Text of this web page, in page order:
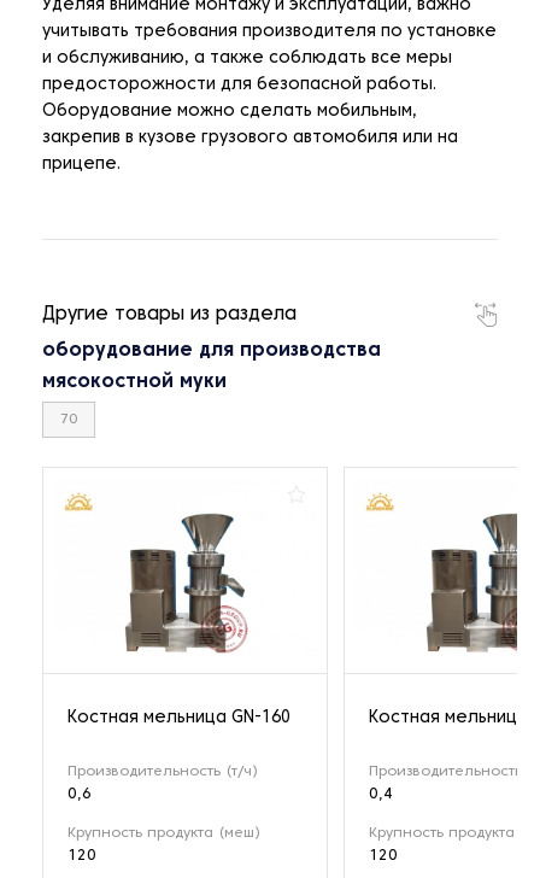
Уделяя внимание монтажу и эксплуатации, важно
учитывать требования производителя по установке
и обслуживанию, а также соблюдать все меры
предосторожности для безопасной работы.
Оборудование можно сделать мобильным,
закрепив в кузове грузового автомобиля или на
прицепе.
Другие товары из раздела
оборудование для производства
мясокостной муки
70
Костная мельница GN-160
Производительность (т/ч)
0,6
Крупность продукта (меш)
120
Костная мельница
Производительность
0,4
Крупность продукта
120